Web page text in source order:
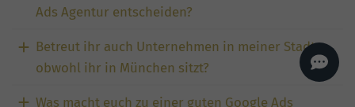
Ads Agentur entscheiden?
Betreut ihr auch Unternehmen in meiner Stadt,
obwohl ihr in München sitzt?
Was macht euch zu einer guten Google Ads